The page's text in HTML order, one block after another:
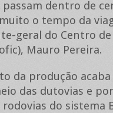
dentro de
o tempo da
geral do Centro
Mauro Pereira.
da produção
das dutovias e
do sistema